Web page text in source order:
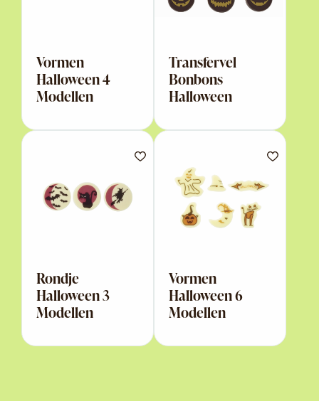
Vormen
Halloween 4
Modellen
Transfervel
Bonbons
Halloween
Rondje
Halloween 3
Modellen
Vormen
Halloween 6
Modellen